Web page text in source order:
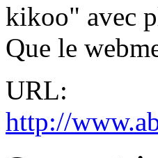
kikoo" avec
Que le
URL:
http://